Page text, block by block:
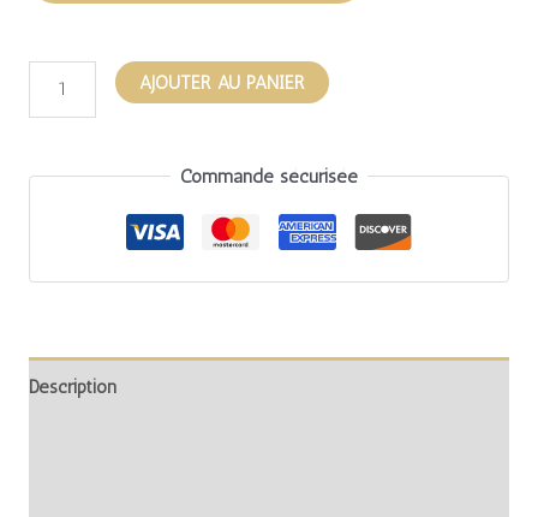
AJOUTER AU PANIER
Commande sécurisée
Description